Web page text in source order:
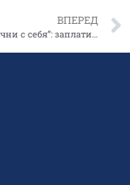
ВПЕРЕД
Акция “Начни с себя”: заплати за жилищно-коммунальные услуги и капитальный ремонт